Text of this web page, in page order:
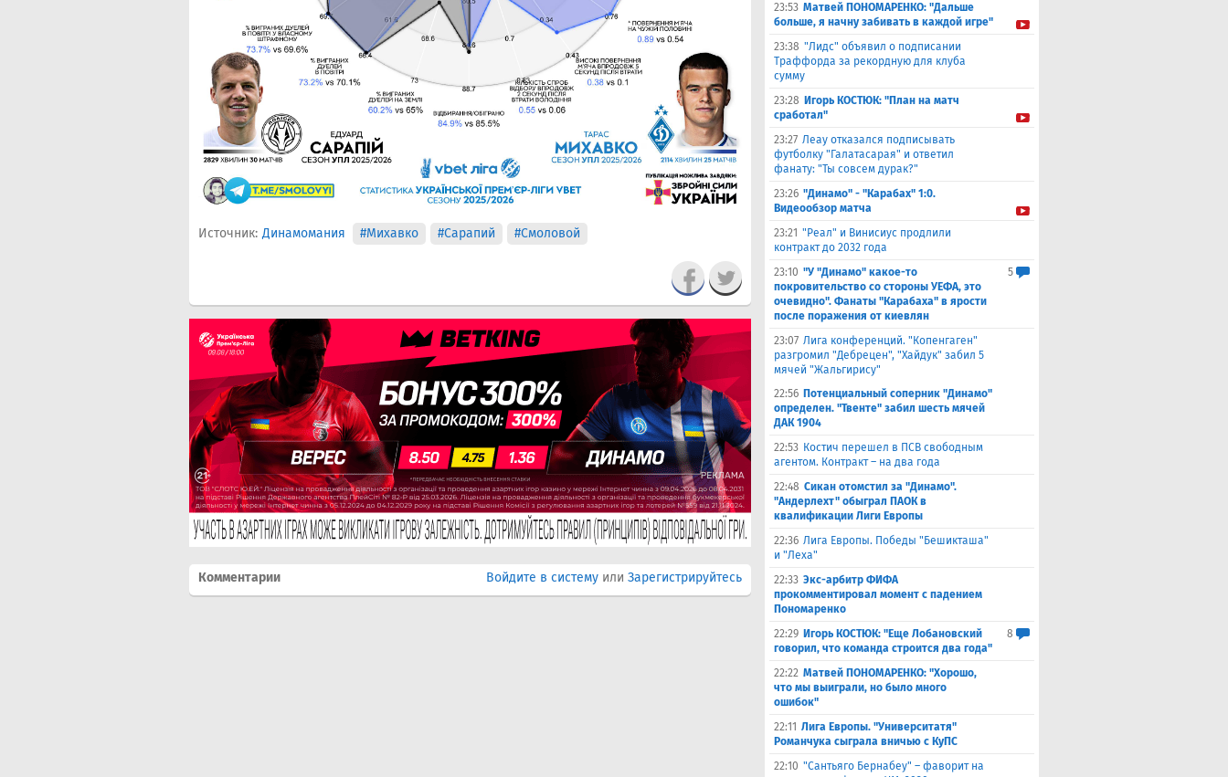
Источник: Динамомания #Михавко #Сарапий #Смоловой
Комментарии Войдите в систему или Зарегистрируйтесь
23:53 Матвей ПОНОМАРЕНКО: "Дальше
больше, я начну забивать в каждой игре"
23:38 "Лидс" объявил о подписании
Траффорда за рекордную для клуба
сумму
23:28 Игорь КОСТЮК: "План на матч
сработал"
23:27 Леау отказался подписывать
футболку "Галатасарая" и ответил
фанату: "Ты совсем дурак?"
23:26 "Динамо" - "Карабах" 1:0.
Видеообзор матча
23:21 "Реал" и Винисиус продлили
контракт до 2032 года
23:10 "У "Динамо" какое-то
покровительство со стороны УЕФА, это
очевидно". Фанаты "Карабаха" в ярости
после поражения от киевлян
5
23:07 Лига конференций. "Копенгаген"
разгромил "Дебрецен", "Хайдук" забил 5
мячей "Жальгирису"
22:56 Потенциальный соперник "Динамо"
определен. "Твенте" забил шесть мячей
ДАК 1904
22:53 Костич перешел в ПСВ свободным
агентом. Контракт – на два года
22:48 Сикан отомстил за "Динамо".
"Андерлехт" обыграл ПАОК в
квалификации Лиги Европы
22:36 Лига Европы. Победы "Бешикташа"
и "Леха"
22:33 Экс-арбитр ФИФА
прокомментировал момент с падением
Пономаренко
22:29 Игорь КОСТЮК: "Еще Лобановский
говорил, что команда строится два года"
8
22:22 Матвей ПОНОМАРЕНКО: "Хорошо,
что мы выиграли, но было много
ошибок"
22:11 Лига Европы. "Университатя"
Романчука сыграла вничью с ​КуПС
22:10 "Сантьяго Бернабеу" – фаворит на